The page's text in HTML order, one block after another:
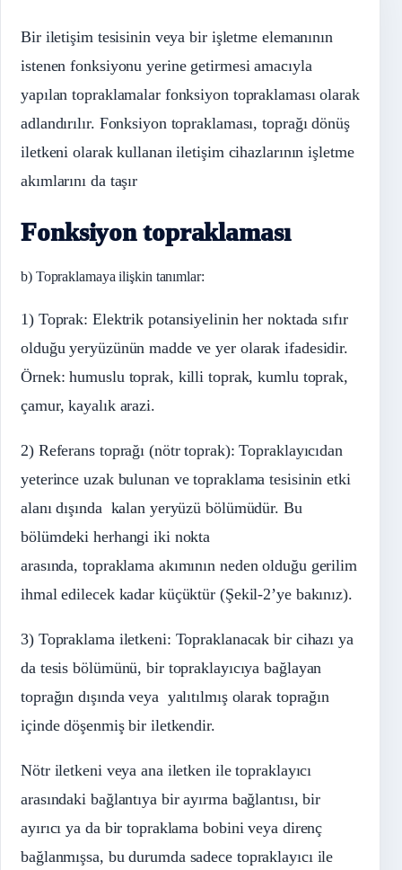
Bir iletişim tesisinin veya bir işletme elemanının
istenen fonksiyonu yerine getirmesi amacıyla
yapılan topraklamalar fonksiyon topraklaması olarak
adlandırılır. Fonksiyon topraklaması, toprağı dönüş
iletkeni olarak kullanan iletişim cihazlarının işletme
akımlarını da taşır
Fonksiyon topraklaması
b) Topraklamaya ilişkin tanımlar:
1) Toprak: Elektrik potansiyelinin her noktada sıfır
olduğu yeryüzünün madde ve yer olarak ifadesidir.
Örnek: humuslu toprak, killi toprak, kumlu toprak,
çamur, kayalık arazi.
2) Referans toprağı (nötr toprak): Topraklayıcıdan
yeterince uzak bulunan ve topraklama tesisinin etki
alanı dışında kalan yeryüzü bölümüdür. Bu
bölümdeki herhangi iki nokta
arasında, topraklama akımının neden olduğu gerilim
ihmal edilecek kadar küçüktür (Şekil-2’ye bakınız).
3) Topraklama iletkeni: Topraklanacak bir cihazı ya
da tesis bölümünü, bir topraklayıcıya bağlayan
toprağın dışında veya yalıtılmış olarak toprağın
içinde döşenmiş bir iletkendir.
Nötr iletkeni veya ana iletken ile topraklayıcı
arasındaki bağlantıya bir ayırma bağlantısı, bir
ayırıcı ya da bir topraklama bobini veya direnç
bağlanmışsa, bu durumda sadece topraklayıcı ile